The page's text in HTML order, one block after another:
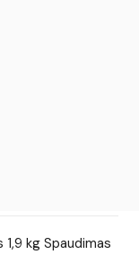
1,9 kg Spaudimas